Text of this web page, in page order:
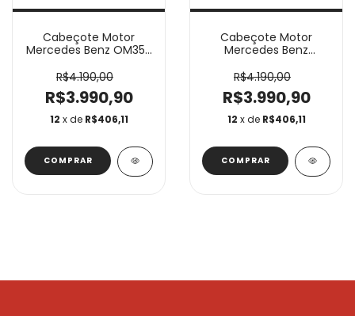
Cabeçote Motor
Mercedes Benz OM352
R$4.190,00
R$3.990,90
12 x de R$406,11
Cabeçote Motor
Mercedes Benz
R$4.190,00
R$3.990,90
12 x de R$406,11